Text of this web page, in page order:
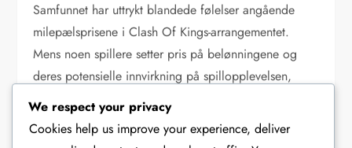
Samfunnet har uttrykt blandede følelser angående
milepælsprisene i Clash Of Kings-arrangementet.
Mens noen spillere setter pris på belønningene og
deres potensielle innvirkning på spillopplevelsen,
reiser andre bekymringer om rettferdighet og balanse
i prisfordelingen.
We respect your privacy
Cookies help us improve your experience, deliver